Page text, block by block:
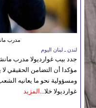
مدرب
لندن ـ لبنان اليوم
جدد بيب غوارديولا مدرب
مؤكدا أن التضامن الحقيقي
ومسؤولية نحو ما يعانيه
غوارديولا خلا... المزيد